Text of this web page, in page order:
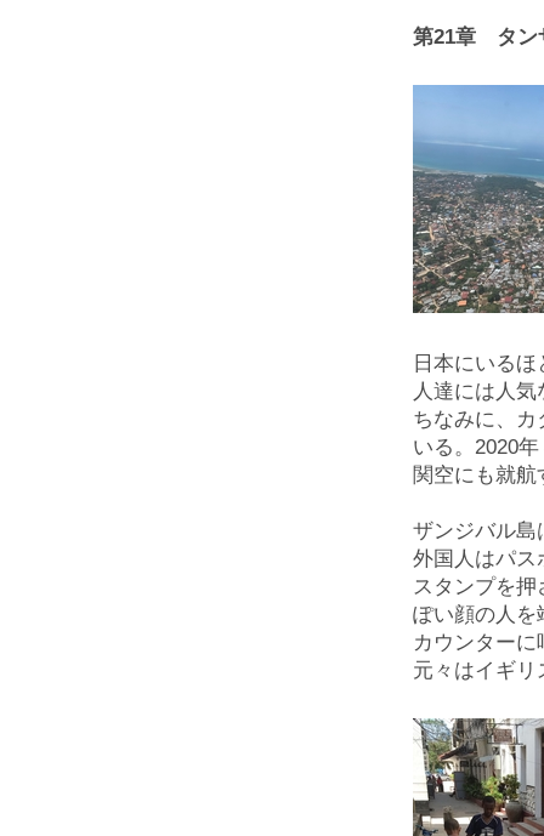
第21章 タン
日本にいる
人達には人
ちなみに、
いる。2020
関空にも就航
ザンジバル島
外国人はパス
スタンプを
ぽい顔の人を
カウンター
元々はイギ